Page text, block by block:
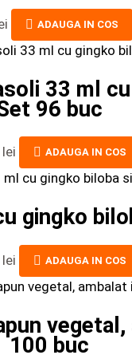
ADAUGA IN COS
33 ml
96 buc
lei ADAUGA IN COS
gingko
lei ADAUGA IN COS
100 buc